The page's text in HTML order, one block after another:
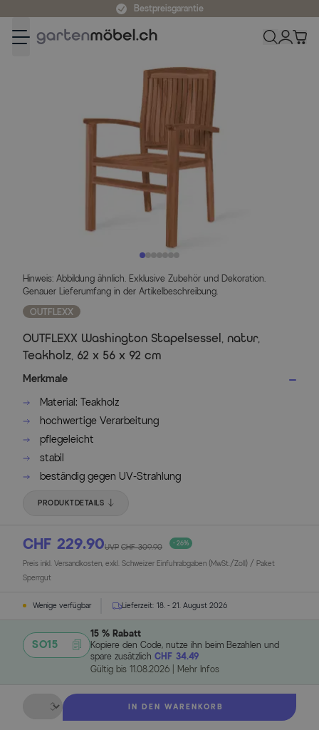
Bestpreisgarantie
Hinweis: Abbildung ähnlich. Exklusive Zubehör und Dekoration.
Genauer Lieferumfang in der Artikelbeschreibung.
OUTFLEXX
OUTFLEXX Washington Stapelsessel, natur,
Teakholz, 62 x 56 x 92 cm
Merkmale
Material: Teakholz
hochwertige Verarbeitung
pflegeleicht
stabil
beständig gegen UV-Strahlung
PRODUKTDETAILS
CHF 229.90UVP CHF 309.90 - 26%
Preis inkl. Versandkosten, exkl. Schweizer Einfuhrabgaben (MwSt./Zoll) / Paket
Sperrgut
Wenige verfügbar Lieferzeit: 18. - 21. August 2026
SO15
15 % Rabatt
Kopiere den Code, nutze ihn beim Bezahlen und
spare zusätzlich CHF 34.49
Gültig bis 11.08.2026 Mehr Infos
Menge
IN DEN WARENKORB